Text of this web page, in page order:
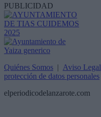
PUBLICIDAD
Quiénes Somos | Aviso Legal
protección de datos personales
elperiodicodelanzarote.com